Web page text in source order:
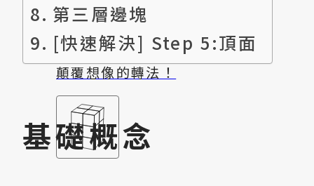
楓葉魔術方塊
顛覆想像的轉法！
第三層邊塊
[快速解決] Step 5:頂面
基礎概念